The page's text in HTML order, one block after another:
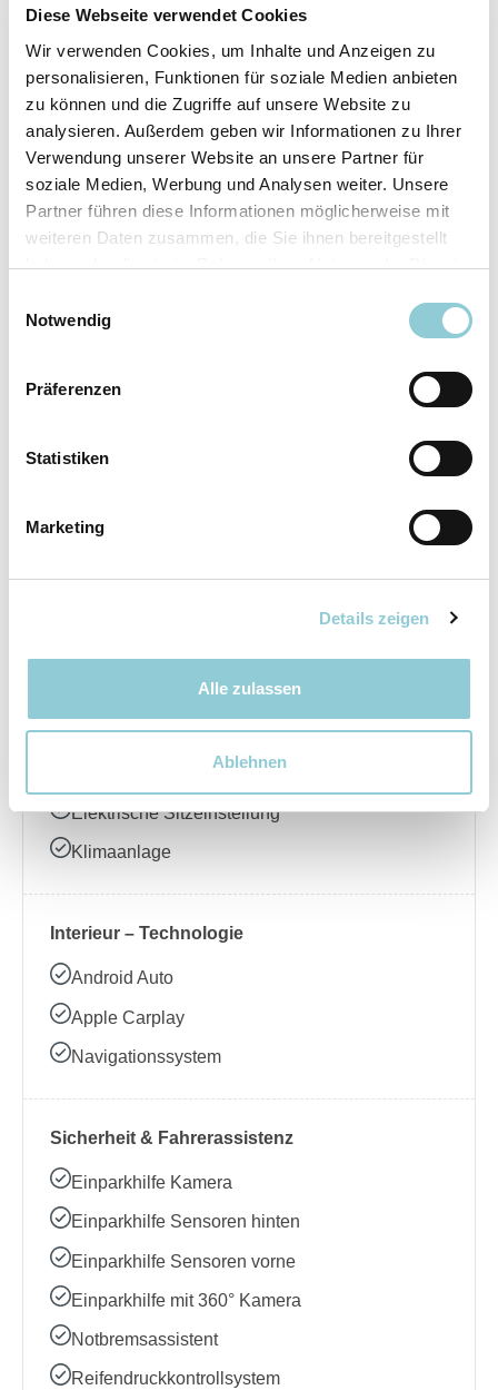
Diese Webseite verwendet Cookies
Wir verwenden Cookies, um Inhalte und Anzeigen zu
personalisieren, Funktionen für soziale Medien anbieten
zu können und die Zugriffe auf unsere Website zu
analysieren. Außerdem geben wir Informationen zu Ihrer
Verwendung unserer Website an unsere Partner für
soziale Medien, Werbung und Analysen weiter. Unsere
Partner führen diese Informationen möglicherweise mit
weiteren Daten zusammen, die Sie ihnen bereitgestellt
haben oder die sie im Rahmen Ihrer Nutzung der Dienste
Notwendig
Präferenzen
Statistiken
Marketing
Details zeigen
Alle zulassen
Ablehnen
Angebotsnummer
ABO49.566
Ausstattungslinie
AMG Line
Verfügbar ab
10/2026
Fahrzeugkategorie
SUV/​Geländewagen/​
Pickup
Fahrzeugkategorie
Sportwagen/​Coupé
Leistung
180 kW (245 PS)
Ausstattung
Elektrische Seitenspiegel
Interieur – Komfort
Ambientebeleuchtung
Elektrische Sitzeinstellung
Klimaanlage
Interieur – Technologie
Android Auto
Apple Carplay
Navigationssystem
Sicherheit & Fahrerassistenz
Einparkhilfe Kamera
Einparkhilfe Sensoren hinten
Einparkhilfe Sensoren vorne
Einparkhilfe mit 360° Kamera
Notbremsassistent
Reifendruckkontrollsystem